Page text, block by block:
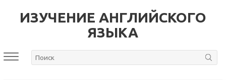
ИЗУЧЕНИЕ АНГЛИЙСКОГО
ЯЗЫКА